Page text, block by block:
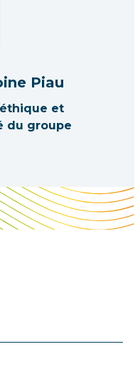
Piau
et
du groupe